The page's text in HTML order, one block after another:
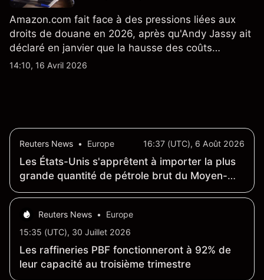
Amazon.com fait face à des pressions liées aux
droits de douane en 2026, après qu'Andy Jassy ait
déclaré en janvier que la hausse des coûts
d'importation commençait à se répercuter sur
14:10, 16 Avril 2026
Reuters News • Europe 16:37 (UTC), 6 Août 2026
Les États-Unis s'apprêtent à importer la plus
grande quantité de pétrole brut du Moyen-
Orient depuis le début de la guerre en Iran
Reuters News •
Europe
15:35 (UTC), 30 Juillet 2026
Les raffineries PBF fonctionneront à 92% de
leur capacité au troisième trimestre